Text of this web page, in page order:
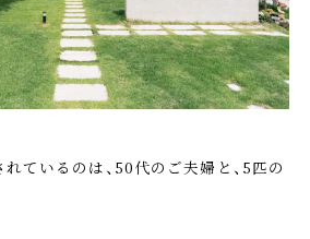
ているのは、50代のご夫婦と、5匹の